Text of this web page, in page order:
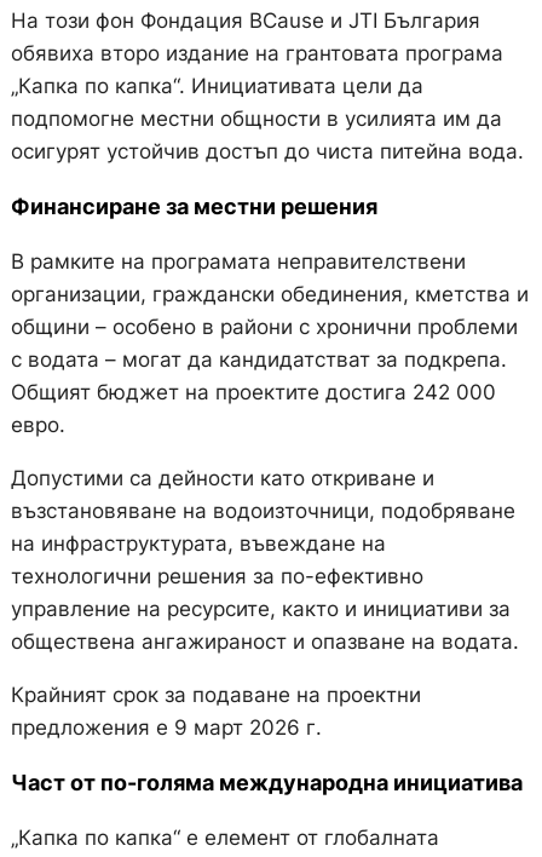
На този фон Фондация BCause и JTI България
обявиха второ издание на грантовата програма
„Капка по капка“. Инициативата цели да
подпомогне местни общности в усилията им да
осигурят устойчив достъп до чиста питейна вода.
Финансиране за местни решения
В рамките на програмата неправителствени
организации, граждански обединения, кметства и
общини – особено в райони с хронични проблеми
с водата – могат да кандидатстват за подкрепа.
Общият бюджет на проектите достига 242 000
евро.
Допустими са дейности като откриване и
възстановяване на водоизточници, подобряване
на инфраструктурата, въвеждане на
технологични решения за по-ефективно
управление на ресурсите, както и инициативи за
обществена ангажираност и опазване на водата.
Крайният срок за подаване на проектни
предложения е 9 март 2026 г.
Част от по-голяма международна инициатива
„Капка по капка“ е елемент от глобалната